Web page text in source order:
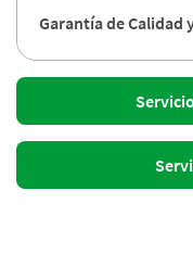
Garantía de Calidad